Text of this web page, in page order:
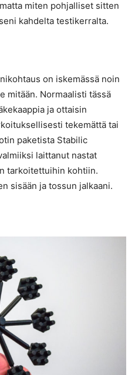
miten pohjalliset sitten
kahdelta testikerralta.
on iskemässä noin
mitään. Normaalisti tässä
ja ottaisin
tekemättä tai
paketista Stabilic
laittanut nastat
tarkoitettuihin kohtiin.
sisään ja tossun jalkaani.